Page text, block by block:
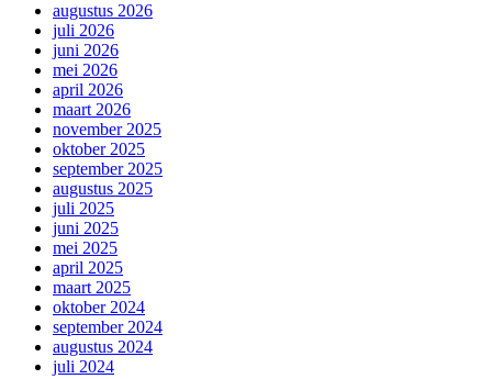
augustus 2026
juli 2026
juni 2026
mei 2026
april 2026
maart 2026
november 2025
oktober 2025
september 2025
augustus 2025
juli 2025
juni 2025
mei 2025
april 2025
maart 2025
oktober 2024
september 2024
augustus 2024
juli 2024